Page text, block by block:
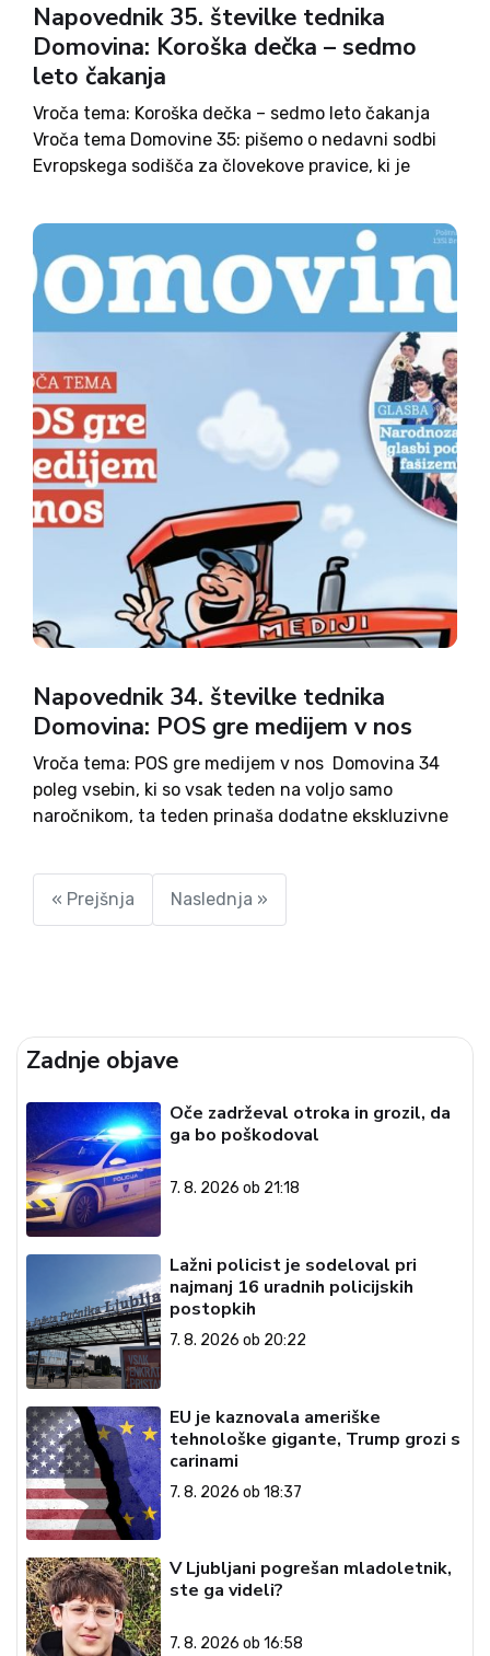
Napovednik 35. številke tednika
Domovina: Koroška dečka – sedmo
leto čakanja
Vroča tema: Koroška dečka – sedmo leto čakanja
Vroča tema Domovine 35: pišemo o nedavni sodbi
Evropskega sodišča za človekove pravice, ki je
pravica do sojenja v razumnem roku. Kako bo
Napovednik 34. številke tednika
Domovina: POS gre medijem v nos
Vroča tema: POS gre medijem v nos Domovina 34
poleg vsebin, ki so vsak teden na voljo samo
naročnikom, ta teden prinaša dodatne ekskluzivne
prebrati. (Razen če ste naročnik, seveda.) Vroča
tema...
« Prejšnja Naslednja »
Zadnje objave
Oče zadrževal otroka in grozil, da
ga bo poškodoval
7. 8. 2026 ob 21:18
Lažni policist je sodeloval pri
najmanj 16 uradnih policijskih
postopkih
7. 8. 2026 ob 20:22
EU je kaznovala ameriške
tehnološke gigante, Trump grozi s
carinami
7. 8. 2026 ob 18:37
V Ljubljani pogrešan mladoletnik,
ste ga videli?
7. 8. 2026 ob 16:58